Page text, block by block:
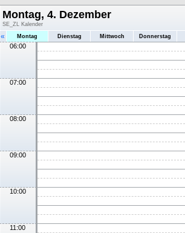
Montag, 4. Dezember
SE_ZL Kalender
« Montag Dienstag Mittwoch Donnerstag
06:00
07:00
08:00
09:00
10:00
11:00